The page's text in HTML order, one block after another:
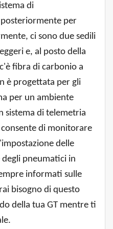
di
per
ci sono due sedili
e, al posto della
fibra di carbonio a
è progettata per gli
per un ambiente
sistema di telemetria
di monitorare
delle
degli pneumatici in
informati sulle
bisogno di questo
della tua GT mentre ti